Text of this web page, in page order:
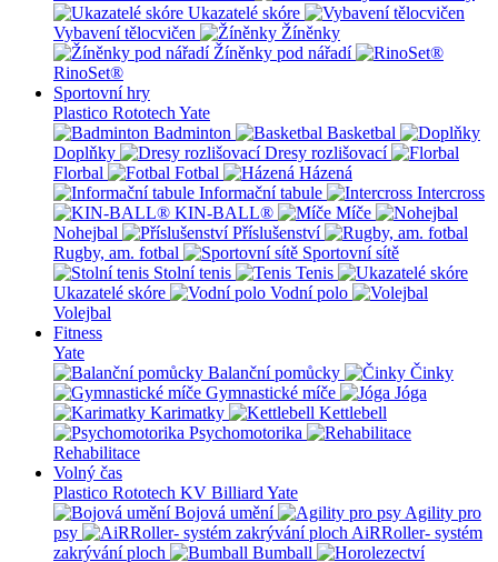
Ukazatelé skóre
Vybavení tělocvičen
Žíněnky
Žíněnky pod nářadí
RinoSet®
Sportovní hry
Plastico Rototech Yate
Badminton
Basketbal
Doplňky
Dresy rozlišovací
Florbal
Fotbal
Házená
Informační tabule
Intercross
KIN-BALL®
Míče
Nohejbal
Příslušenství
Rugby, am. fotbal
Sportovní sítě
Stolní tenis
Tenis
Ukazatelé skóre
Vodní polo
Volejbal
Fitness
Yate
Balanční pomůcky
Činky
Gymnastické míče
Jóga
Karimatky
Kettlebell
Psychomotorika
Rehabilitace
Volný čas
Plastico Rototech KV Billiard Yate
Bojová umění
Agility pro
psy
AiRRoller- systém
zakrývání ploch
Bumball